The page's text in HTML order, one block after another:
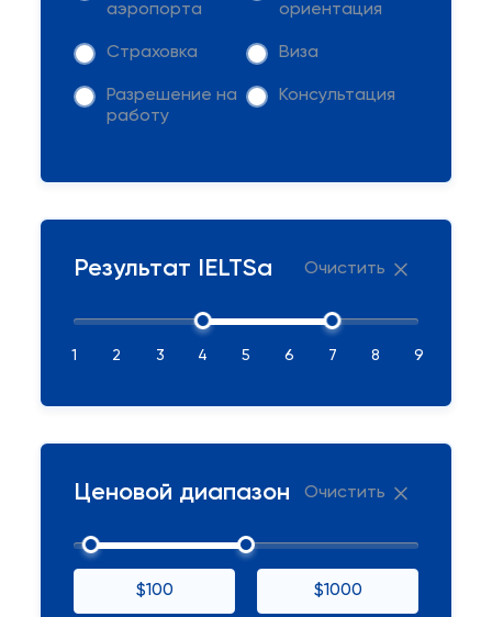
аэропорта
ориентация
Страховка Виза
Разрешение на
работу
Консультация
Результат IELTSа Очистить
1 2 3 4 5 6 7 8 9
Ценовой диапазон Очистить
$100 $1000